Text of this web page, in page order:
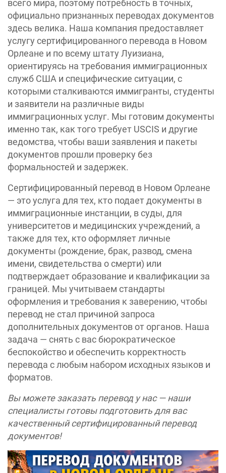
всего мира, поэтому потребность в точных,
официально признанных переводах документов
здесь велика. Наша компания предоставляет
услугу сертифицированного перевода в Новом
Орлеане и по всему штату Луизиана,
ориентируясь на требования иммиграционных
служб США и специфические ситуации, с
которыми сталкиваются иммигранты, студенты
и заявители на различные виды
иммиграционных услуг. Мы готовим документы
именно так, как того требует USCIS и другие
ведомства, чтобы ваши заявления и пакеты
документов прошли проверку без
формальностей и задержек.
Сертифицированный перевод в Новом Орлеане
— это услуга для тех, кто подает документы в
иммиграционные инстанции, в суды, для
университетов и медицинских учреждений, а
также для тех, кто оформляет личные
документы (рождение, брак, развод, смена
имени, свидетельства о смерти) или
подтверждает образование и квалификации за
границей. Мы учитываем стандарты
оформления и требования к заверению, чтобы
перевод не стал причиной запроса
дополнительных документов от органов. Наша
задача — снять с вас бюрократическое
беспокойство и обеспечить корректность
перевода с любым набором исходных языков и
форматов.
Вы можете заказать перевод у нас — наши
специалисты готовы подготовить для вас
качественный сертифицированный перевод
документов!